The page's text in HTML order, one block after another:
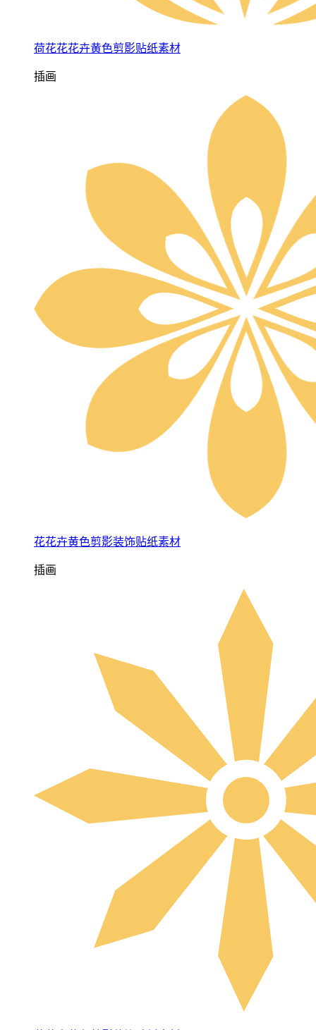
荷花花花卉黄色剪影贴纸素材
插画
花花卉黄色剪影装饰贴纸素材
插画